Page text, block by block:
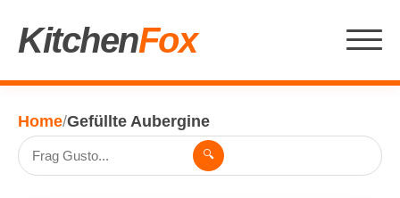
KitchenFox
Home/Gefüllte Aubergine
🔍